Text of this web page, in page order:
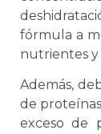
fórmula a
nutrientes
Además,
de
exceso de